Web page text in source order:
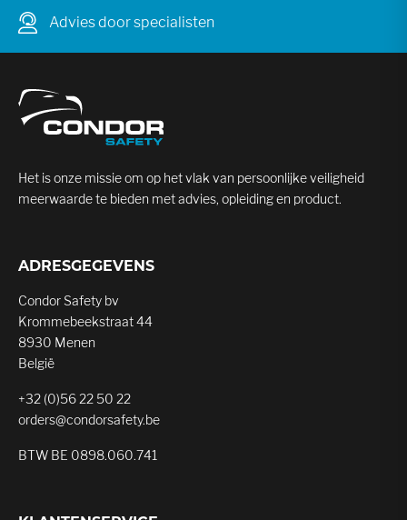
Advies door specialisten
Het is onze missie om op het vlak van persoonlijke veiligheid
meerwaarde te bieden met advies, opleiding en product.
ADRESGEGEVENS
Condor Safety bv
Krommebeekstraat 44
8930 Menen
België
+32 (0)56 22 50 22
orders@condorsafety.be
BTW BE 0898.060.741